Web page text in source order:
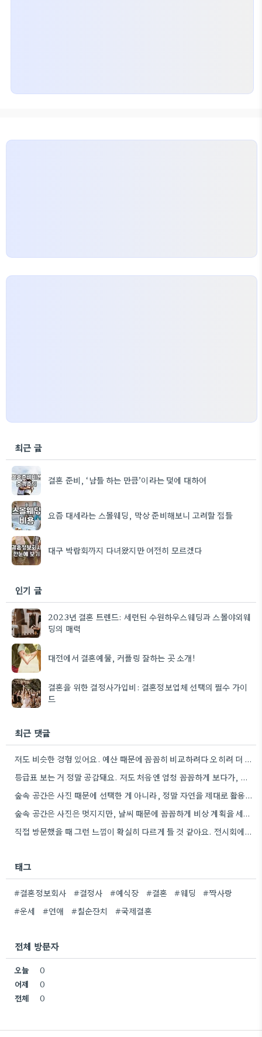
최근 글
결혼 준비, ‘남들 하는 만큼’이라는 덫에 대하여
요즘 대세라는 스몰웨딩, 막상 준비해보니 고려할 점들
대구 박람회까지 다녀왔지만 여전히 모르겠다
인기 글
2023년 결혼 트렌드: 세련된 수원하우스웨딩과 스몰야외웨
딩의 매력
대전에서 결혼예물, 커플링 잘하는 곳 소개!
결혼을 위한 결정사가입비: 결혼정보업체 선택의 필수 가이
드
최근 댓글
저도 비슷한 경험 있어요. 예산 때문에 꼼꼼히 비교하려다 오히려 더 고민만 했거든요.
등급표 보는 거 정말 공감돼요. 저도 처음엔 엄청 꼼꼼하게 보다가, 결국 저희 상황과는 너무 동떨어져…
숲속 공간은 사진 때문에 선택한 게 아니라, 정말 자연을 제대로 활용한 점이 인상 깊었어요. 날씨…
숲속 공간은 사진은 멋지지만, 날씨 때문에 꼼꼼하게 비상 계획을 세워야 하는 점이 맞는 것 같아요.…
직접 방문했을 때 그런 느낌이 확실히 다르게 들 것 같아요. 전시회에서 보는 것과 실제 제품을…
태그
#결혼정보회사 #결정사 #예식장 #결혼 #웨딩
#짝사랑
#운세
#연애 #칠순잔치 #국제결혼
전체 방문자
오늘
0
어제
0
전체
0